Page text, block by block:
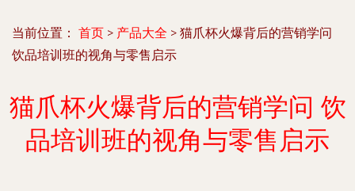
当前位置： 首页 > 产品大全 > 猫爪杯火爆背后的营销学问
饮品培训班的视角与零售启示
猫爪杯火爆背后的营销学问 饮
品培训班的视角与零售启示